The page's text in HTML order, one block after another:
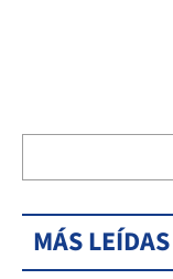
MÁS LEÍDAS